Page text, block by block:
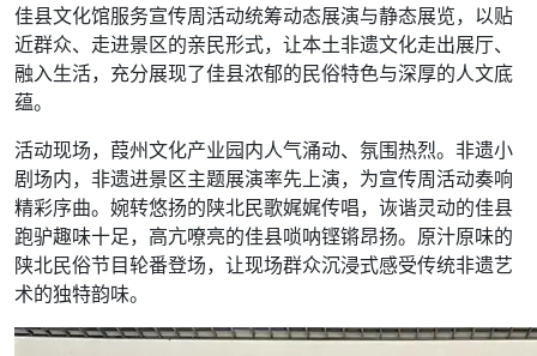
佳县文化馆服务宣传周活动统筹动态展演与静态展览，以贴
近群众、走进景区的亲民形式，让本土非遗文化走出展厅、
融入生活，充分展现了佳县浓郁的民俗特色与深厚的人文底
蕴。
活动现场，葭州文化产业园内人气涌动、氛围热烈。非遗小
剧场内，非遗进景区主题展演率先上演，为宣传周活动奏响
精彩序曲。婉转悠扬的陕北民歌娓娓传唱，诙谐灵动的佳县
跑驴趣味十足，高亢嘹亮的佳县唢呐铿锵昂扬。原汁原味的
陕北民俗节目轮番登场，让现场群众沉浸式感受传统非遗艺
术的独特韵味。